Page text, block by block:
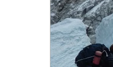
Inspiration